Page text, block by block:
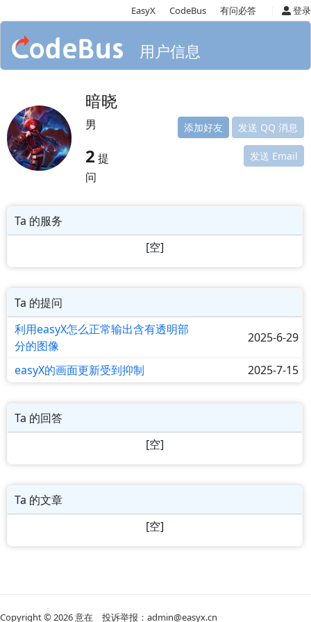
EasyX CodeBus 有问必答 登录
用户信息
暗晓
男
2 提
问
添加好友 发送 QQ 消息
发送 Email
Ta 的服务
[空]
Ta 的提问
利用easyX怎么正常输出含有透明部
分的图像
2025-6-29
easyX的画面更新受到抑制 2025-7-15
Ta 的回答
[空]
Ta 的文章
[空]
Copyright © 2026意在 投诉举报：admin@easyx.cn